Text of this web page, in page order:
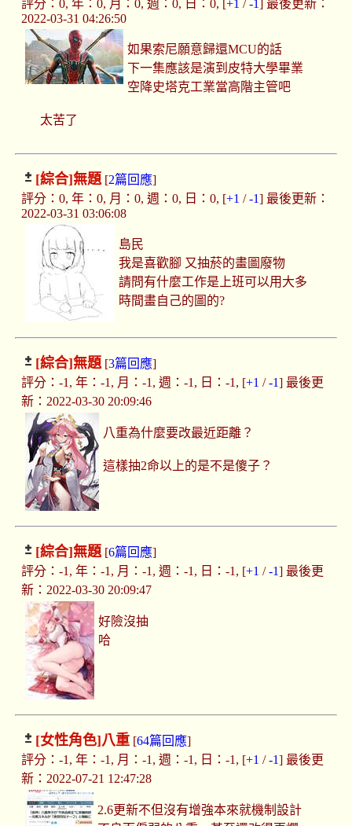
評分：0, 年：0, 月：0, 週：0, 日：0, [+1 /-1] 最後更新：
2022-03-31 04:26:50
如果索尼願意歸還MCU的話
下一集應該是演到皮特大學畢業
空降史塔克工業當高階主管吧
太苦了
[綜合]無題[2篇回應]
評分：0, 年：0, 月：0, 週：0, 日：0, [+1 /-1] 最後更新：
2022-03-31 03:06:08
島民
我是喜歡腳 又抽菸的畫圖廢物
請問有什麼工作是上班可以用大多
時間畫自己的圖的?
[綜合]無題[3篇回應]
評分：-1, 年：-1, 月：-1, 週：-1, 日：-1, [+1 /-1] 最後更
新：2022-03-30 20:09:46
八重為什麼要改最近距離？
這樣抽2命以上的是不是傻子？
[綜合]無題[6篇回應]
評分：-1, 年：-1, 月：-1, 週：-1, 日：-1, [+1 /-1] 最後更
新：2022-03-30 20:09:47
好險沒抽
哈
[女性角色]八重[64篇回應]
評分：-1, 年：-1, 月：-1, 週：-1, 日：-1, [+1 /-1] 最後更
新：2022-07-21 12:47:28
2.6更新不但沒有增強本來就機制設計